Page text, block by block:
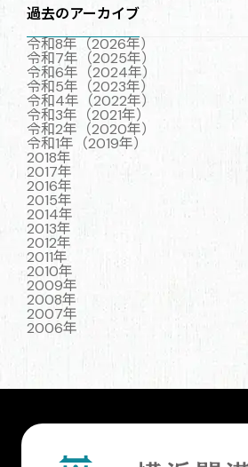
過去のアーカイブ
令和8年（2026年）
令和7年（2025年）
令和6年（2024年）
令和5年（2023年）
令和4年（2022年）
令和3年（2021年）
令和2年（2020年）
令和1年（2019年）
2018年
2017年
2016年
2015年
2014年
2013年
2012年
2011年
2010年
2009年
2008年
2007年
2006年